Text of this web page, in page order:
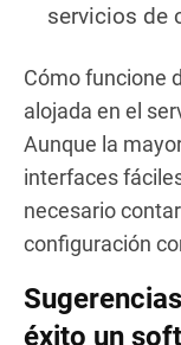
servicios de
Cómo funcione
alojada en el
Aunque la
interfaces
necesario
configuración
éxito un